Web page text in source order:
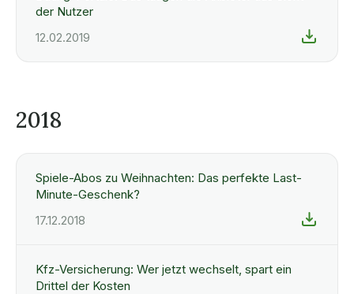
der Nutzer
12.02.2019
2018
Spiele-Abos zu Weihnachten: Das perfekte Last-
Minute-Geschenk?
17.12.2018
Kfz-Versicherung: Wer jetzt wechselt, spart ein
Drittel der Kosten